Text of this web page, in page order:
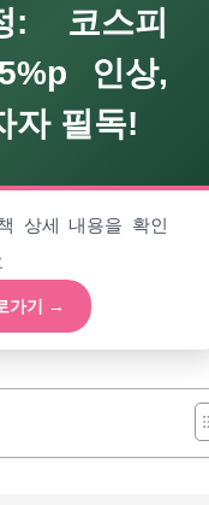
: 코스피
인상,
자 필독!
상세 내용을 확인
가기 →